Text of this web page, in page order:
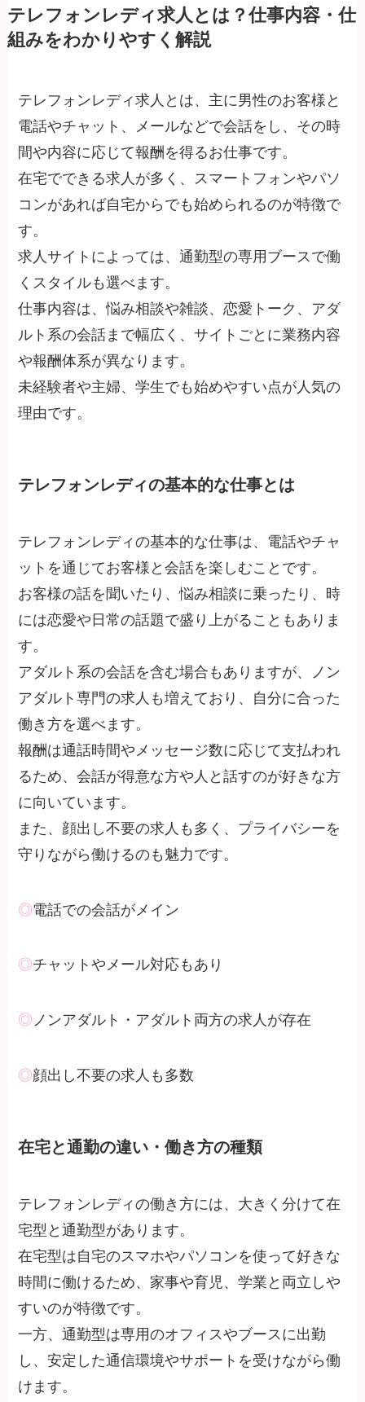
テレフォンレディ求人とは？仕事内容・仕
組みをわかりやすく解説
テレフォンレディ求人とは、主に男性のお客様と
電話やチャット、メールなどで会話をし、その時
間や内容に応じて報酬を得るお仕事です。
在宅でできる求人が多く、スマートフォンやパソ
コンがあれば自宅からでも始められるのが特徴で
す。
求人サイトによっては、通勤型の専用ブースで働
くスタイルも選べます。
仕事内容は、悩み相談や雑談、恋愛トーク、アダ
ルト系の会話まで幅広く、サイトごとに業務内容
や報酬体系が異なります。
未経験者や主婦、学生でも始めやすい点が人気の
理由です。
テレフォンレディの基本的な仕事とは
テレフォンレディの基本的な仕事は、電話やチャ
ットを通じてお客様と会話を楽しむことです。
お客様の話を聞いたり、悩み相談に乗ったり、時
には恋愛や日常の話題で盛り上がることもありま
す。
アダルト系の会話を含む場合もありますが、ノン
アダルト専門の求人も増えており、自分に合った
働き方を選べます。
報酬は通話時間やメッセージ数に応じて支払われ
るため、会話が得意な方や人と話すのが好きな方
に向いています。
また、顔出し不要の求人も多く、プライバシーを
守りながら働けるのも魅力です。
◎電話での会話がメイン
◎チャットやメール対応もあり
◎ ノンアダルト・アダルト両方の求人が存在
◎顔出し不要の求人も多数
在宅と通勤の違い・働き方の種類
テレフォンレディの働き方には、大きく分けて在
宅型と通勤型があります。
在宅型は自宅のスマホやパソコンを使って好きな
時間に働けるため、家事や育児、学業と両立しや
すいのが特徴です。
一方、通勤型は専用のオフィスやブースに出勤
し、安定した通信環境やサポートを受けながら働
けます。